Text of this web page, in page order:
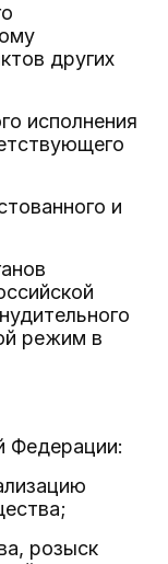
других
исполнения
и
режим в
Федерации:
розыск